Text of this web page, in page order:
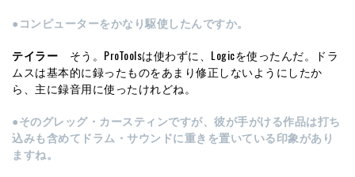
●コンピューターをかなり駆使したんですか。
テイラー そう。ProToolsは使わずに、Logicを使ったんだ。ドラ
ムスは基本的に録ったものをあまり修正しないようにしたか
ら、主に録音用に使ったけれどね。
●そのグレッグ・カースティンですが、彼が手がける作品は打ち
込みも含めてドラム・サウンドに重きを置いている印象があり
ますね。